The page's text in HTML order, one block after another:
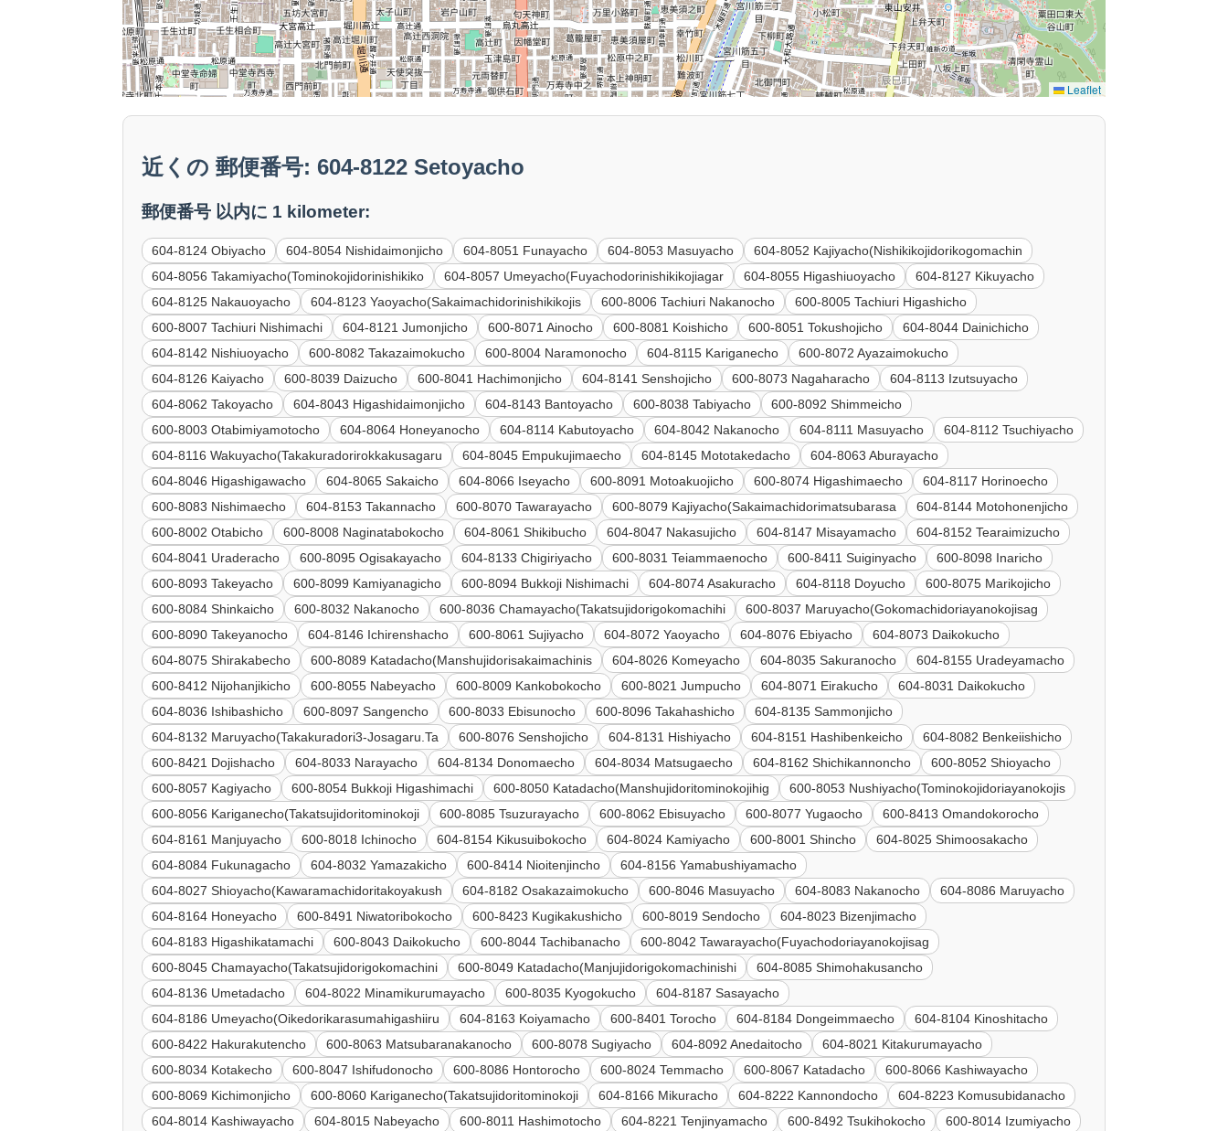
Leaflet
近くの 郵便番号: 604-8122 Setoyacho
郵便番号 以内に 1 kilometer:
604-8124 Obiyacho 604-8054 Nishidaimonjicho 604-8051 Funayacho 604-8053 Masuyacho
604-8052 Kajiyacho(Nishikikojidorikogomachin
604-8056 Takamiyacho(Tominokojidorinishikiko
604-8057 Umeyacho(Fuyachodorinishikikojiagar 604-8055 Higashiuoyacho
604-8127 Kikuyacho
604-8125 Nakauoyacho
604-8123 Yaoyacho(Sakaimachidorinishikikojis 600-8006 Tachiuri Nakanocho
600-8005 Tachiuri Higashicho
600-8007 Tachiuri Nishimachi
604-8121 Jumonjicho 600-8071 Ainocho 600-8081 Koishicho 600-8051 Tokushojicho
604-8044 Dainichicho
604-8142 Nishiuoyacho
600-8082 Takazaimokucho 600-8004 Naramonocho 604-8115 Kariganecho
600-8072 Ayazaimokucho
604-8126 Kaiyacho
600-8039 Daizucho 600-8041 Hachimonjicho 604-8141 Senshojicho 600-8073 Nagaharacho
604-8113 Izutsuyacho
604-8062 Takoyacho
604-8043 Higashidaimonjicho 604-8143 Bantoyacho 600-8038 Tabiyacho
600-8092 Shimmeicho
600-8003 Otabimiyamotocho
604-8064 Honeyanocho 604-8114 Kabutoyacho 604-8042 Nakanocho 604-8111 Masuyacho
604-8112 Tsuchiyacho
604-8116 Wakuyacho(Takakuradorirokkakusagaru
604-8045 Empukujimaecho 604-8145 Mototakedacho
604-8063 Aburayacho
604-8046 Higashigawacho
604-8065 Sakaicho 604-8066 Iseyacho 600-8091 Motoakuojicho 600-8074 Higashimaecho
604-8117 Horinoecho
600-8083 Nishimaecho
604-8153 Takannacho 600-8070 Tawarayacho 600-8079 Kajiyacho(Sakaimachidorimatsubarasa
604-8144 Motohonenjicho
600-8002 Otabicho
600-8008 Naginatabokocho 604-8061 Shikibucho 604-8047 Nakasujicho 604-8147 Misayamacho
604-8152 Tearaimizucho
604-8041 Uraderacho
600-8095 Ogisakayacho 604-8133 Chigiriyacho 600-8031 Teiammaenocho 600-8411 Suiginyacho
600-8098 Inaricho
600-8093 Takeyacho
600-8099 Kamiyanagicho 600-8094 Bukkoji Nishimachi 604-8074 Asakuracho 604-8118 Doyucho
600-8075 Marikojicho
600-8084 Shinkaicho
600-8032 Nakanocho 600-8036 Chamayacho(Takatsujidorigokomachihi
600-8037 Maruyacho(Gokomachidoriayanokojisag
600-8090 Takeyanocho
604-8146 Ichirenshacho 600-8061 Sujiyacho 604-8072 Yaoyacho 604-8076 Ebiyacho
604-8073 Daikokucho
604-8075 Shirakabecho
600-8089 Katadacho(Manshujidorisakaimachinis 604-8026 Komeyacho 604-8035 Sakuranocho
604-8155 Uradeyamacho
600-8412 Nijohanjikicho
600-8055 Nabeyacho 600-8009 Kankobokocho 600-8021 Jumpucho 604-8071 Eirakucho
604-8031 Daikokucho
604-8036 Ishibashicho
600-8097 Sangencho 600-8033 Ebisunocho 600-8096 Takahashicho
604-8135 Sammonjicho
604-8132 Maruyacho(Takakuradori3-Josagaru.Ta
600-8076 Senshojicho 604-8131 Hishiyacho 604-8151 Hashibenkeicho
604-8082 Benkeiishicho
600-8421 Dojishacho
604-8033 Narayacho 604-8134 Donomaecho 604-8034 Matsugaecho 604-8162 Shichikannoncho
600-8052 Shioyacho
600-8057 Kagiyacho
600-8054 Bukkoji Higashimachi 600-8050 Katadacho(Manshujidoritominokojihig
600-8053 Nushiyacho(Tominokojidoriayanokojis
600-8056 Kariganecho(Takatsujidoritominokoji
600-8085 Tsuzurayacho 600-8062 Ebisuyacho 600-8077 Yugaocho
600-8413 Omandokorocho
604-8161 Manjuyacho
600-8018 Ichinocho 604-8154 Kikusuibokocho 604-8024 Kamiyacho 600-8001 Shincho
604-8025 Shimoosakacho
604-8084 Fukunagacho
604-8032 Yamazakicho 600-8414 Nioitenjincho
604-8156 Yamabushiyamacho
604-8027 Shioyacho(Kawaramachidoritakoyakush
604-8182 Osakazaimokucho 600-8046 Masuyacho 604-8083 Nakanocho
604-8086 Maruyacho
604-8164 Honeyacho
600-8491 Niwatoribokocho 600-8423 Kugikakushicho 600-8019 Sendocho
604-8023 Bizenjimacho
604-8183 Higashikatamachi
600-8043 Daikokucho 600-8044 Tachibanacho
600-8042 Tawarayacho(Fuyachodoriayanokojisag
600-8045 Chamayacho(Takatsujidorigokomachini
600-8049 Katadacho(Manjujidorigokomachinishi
604-8085 Shimohakusancho
604-8136 Umetadacho
604-8022 Minamikurumayacho 600-8035 Kyogokucho
604-8187 Sasayacho
604-8186 Umeyacho(Oikedorikarasumahigashiiru
604-8163 Koiyamacho 600-8401 Torocho 604-8184 Dongeimmaecho
604-8104 Kinoshitacho
600-8422 Hakurakutencho
600-8063 Matsubaranakanocho 600-8078 Sugiyacho 604-8092 Anedaitocho
604-8021 Kitakurumayacho
600-8034 Kotakecho
600-8047 Ishifudonocho 600-8086 Hontorocho 600-8024 Temmacho 600-8067 Katadacho
600-8066 Kashiwayacho
600-8069 Kichimonjicho
600-8060 Kariganecho(Takatsujidoritominokoji 604-8166 Mikuracho 604-8222 Kannondocho
604-8223 Komusubidanacho
604-8014 Kashiwayacho
604-8015 Nabeyacho 600-8011 Hashimotocho 604-8221 Tenjinyamacho 600-8492 Tsukihokocho
600-8014 Izumiyacho